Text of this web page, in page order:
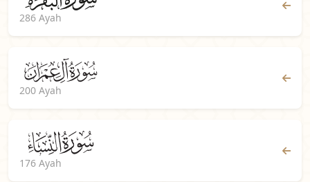
286 Ayah
200 Ayah
176 Ayah